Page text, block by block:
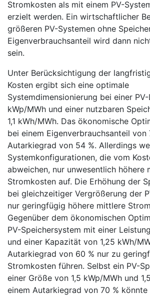
Stromkosten als mit einem PV-
erzielt werden. Ein wirtschaftlicher
größeren PV-Systemen ohne
Eigenverbrauchsanteil wird dann
sein.
Unter Berücksichtigung der
Kosten ergibt sich eine optimale
Systemdimensionierung bei einer
kWp/MWh und einer nutzbaren
1,1 kWh/MWh. Das ökonomische
bei einem Eigenverbrauchsanteil von
Autarkiegrad von 54 %. Allerdings
Systemkonfigurationen, die vom
abweichen, nur unwesentlich höhere
Stromkosten auf. Die Erhöhung der
bei gleichzeitiger Vergrößerung der
nur geringfügig höhere mittlere
Gegenüber dem ökonomischen
PV-Speichersystem mit einer
und einer Kapazität von 1,25 kWh/
Autarkiegrad von 60 % nur zu
Stromkosten führen. Selbst ein PV-
einer Größe von 1,5 kWp/MWh und
einem Autarkiegrad von 70 %